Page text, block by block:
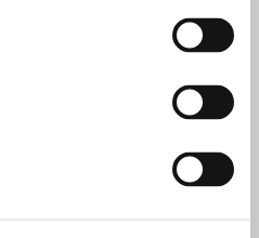
could become a real
Baker for help and
begins to grow into
that he wants
există recenzii
New York Times and
author and a leading